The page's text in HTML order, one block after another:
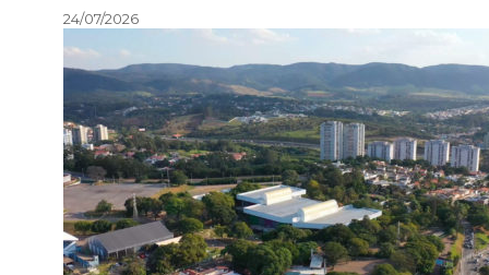
24/07/2026